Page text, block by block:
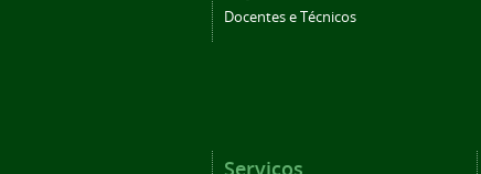
Docentes e Técnicos
Serviços